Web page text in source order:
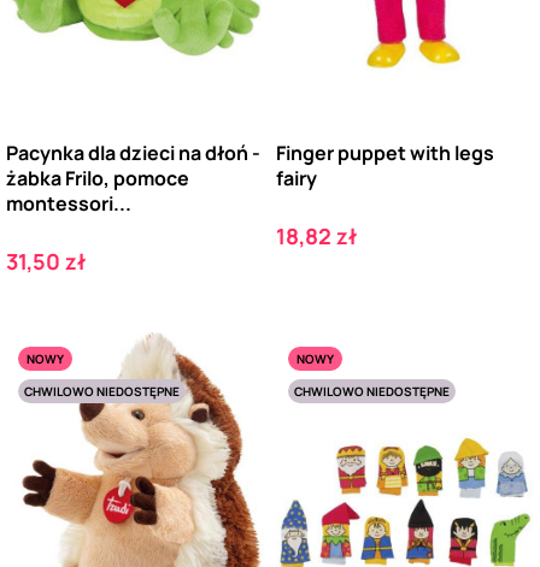
Pacynka dla dzieci na dłoń -
żabka Frilo, pomoce
montessori...
Cena
31,50 zł
Finger puppet with legs
fairy
Cena
18,82 zł
NOWY
CHWILOWO NIEDOSTĘPNE
NOWY
CHWILOWO NIEDOSTĘPNE